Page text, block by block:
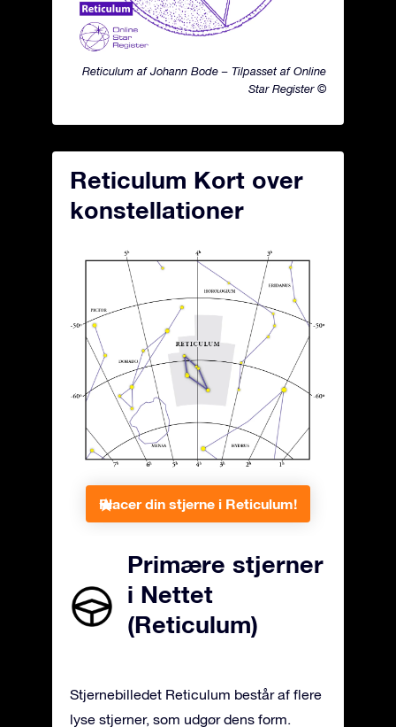
Reticulum af Johann Bode – Tilpasset af Online
Star Register ©
Reticulum Kort over
konstellationer
Placer din stjerne i Reticulum!
Primære stjerner
i Nettet
(Reticulum)
Stjernebilledet Reticulum består af flere
lyse stjerner, som udgør dens form.